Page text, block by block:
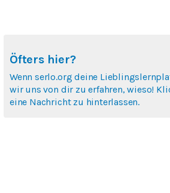
Öfters hier?
Wenn serlo.org deine
wir uns von dir zu erfahren, wieso!
eine Nachricht zu hinterlassen.